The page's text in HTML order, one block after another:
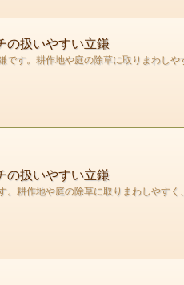
の扱いやすい立鎌
です。耕作地や庭の除草に取りまわし
の扱いやすい立鎌
。耕作地や庭の除草に取りまわしやす